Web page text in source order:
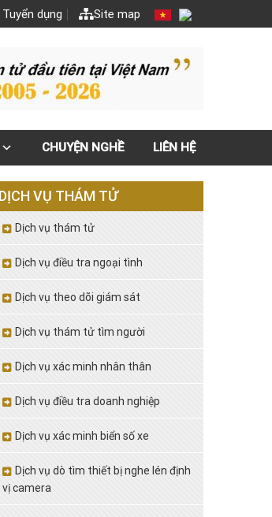
Tuyển dụng Site map
CHUYỆN NGHỀ LIÊN HỆ
DỊCH VỤ THÁM TỬ
Dịch vụ thám tử
Dịch vụ điều tra ngoại tình
Dịch vụ theo dõi giám sát
Dịch vụ thám tử tìm người
Dịch vụ xác minh nhân thân
Dịch vụ điều tra doanh nghiệp
Dịch vụ xác minh biển số xe
Dịch vụ dò tìm thiết bị nghe lén định
vị camera